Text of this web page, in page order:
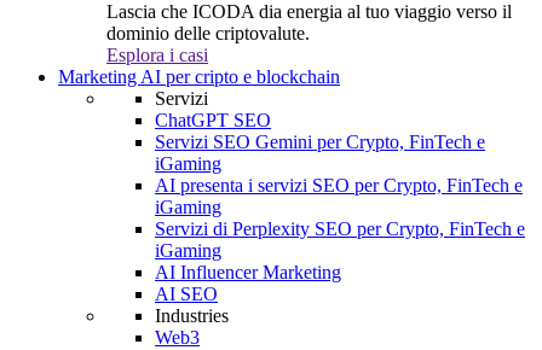
Lascia che ICODA dia energia al tuo viaggio verso il
dominio delle criptovalute.
Esplora i casi
Marketing AI per cripto e blockchain
Servizi
ChatGPT SEO
Servizi SEO Gemini per Crypto, FinTech e
iGaming
AI presenta i servizi SEO per Crypto, FinTech e
iGaming
Servizi di Perplexity SEO per Crypto, FinTech e
iGaming
AI Influencer Marketing
AI SEO
Industries
Web3